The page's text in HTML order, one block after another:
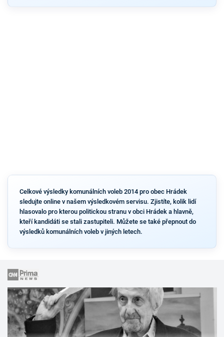
Celkové výsledky komunálních voleb 2014 pro obec Hrádek
sledujte online v našem výsledkovém servisu. Zjistíte, kolik lidí
hlasovalo pro kterou politickou stranu v obci Hrádek a hlavně,
kteří kandidáti se stali zastupiteli. Můžete se také přepnout do
výsledků komunálních voleb v jiných letech.